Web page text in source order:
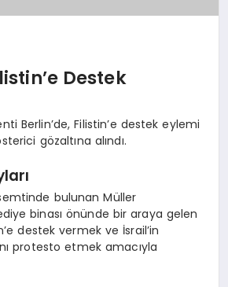
Destek
Berlin’de, Filistin’e destek eylemi
gözaltına alındı.
bulunan Müller
binası önünde bir araya gelen
destek vermek ve İsrail’in
protesto etmek amacıyla